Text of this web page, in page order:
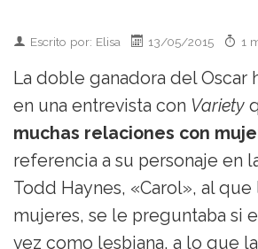
Escrito por: Elisa 13/05/2015 1
La doble ganadora del Oscar
en una entrevista con Variety
muchas relaciones con
referencia a su personaje en
Todd Haynes, «Carol», al que
mujeres, se le preguntaba si
vez como lesbiana, a lo que